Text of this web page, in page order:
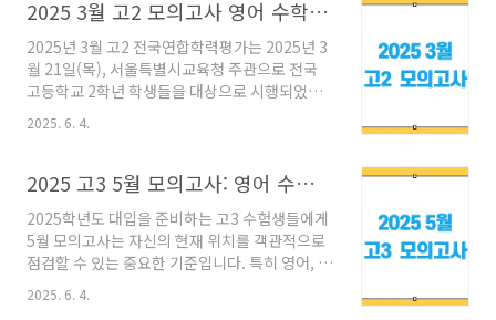
2025 3월 고2 모의고사 영어 수학 국어 문제 정답 영어 듣기파일 듣기대본
2025년 3월 고2 전국연합학력평가는 2025년 3
월 21일(목), 서울특별시교육청 주관으로 전국
고등학교 2학년 학생들을 대상으로 시행되었습
니다. 이번 학력평가는 고2 학생들이 새 학년 시
작과 함께 수능형 평가에 대한 실전 경험을 쌓고,
었습니다. 본 글에서는 2025년 3월 고2 모의고
듣기 파일과 듣기 대본까지 모두 정리하여 제공
합니다. 실전 감각을 높이고, 과목별 학습 전략을
세우려는 학생들에게 실질적인 자료가 될 것입니
다. 목차 2025 3월 고2 모의고사 문제2025년 3
2025. 6. 4.
2025 고3 5월 모의고사: 영어 수학 국어 문제 정답 등급컷 듣기파일
2025학년도 대입을 준비하는 고3 수험생들에게
5월 모의고사는 자신의 현재 위치를 객관적으로
점검할 수 있는 중요한 기준입니다. 특히 영어, 수
학, 국어 세 과목은 수능과 가장 유사한 구조로 출
제되어 실전 대비와 취약 영역 분석에 큰 도움이
2025. 6. 4.